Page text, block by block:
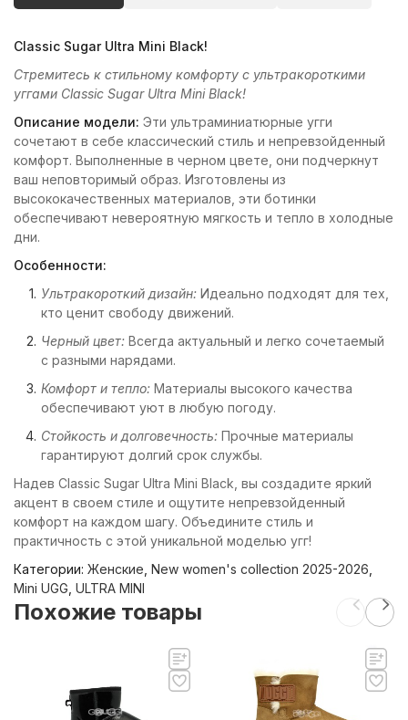
Classic Sugar Ultra Mini Black!
Стремитесь к стильному комфорту с ультракороткими
уггами Classic Sugar Ultra Mini Black!
Описание модели: Эти ультраминиатюрные угги
сочетают в себе классический стиль и непревзойденный
комфорт. Выполненные в черном цвете, они подчеркнут
ваш неповторимый образ. Изготовлены из
высококачественных материалов, эти ботинки
обеспечивают невероятную мягкость и тепло в холодные
дни.
Особенности:
Ультракороткий дизайн: Идеально подходят для тех,
кто ценит свободу движений.
Черный цвет: Всегда актуальный и легко сочетаемый
с разными нарядами.
Комфорт и тепло: Материалы высокого качества
обеспечивают уют в любую погоду.
Стойкость и долговечность: Прочные материалы
гарантируют долгий срок службы.
Надев Classic Sugar Ultra Mini Black, вы создадите яркий
акцент в своем стиле и ощутите непревзойденный
комфорт на каждом шагу. Объедините стиль и
практичность с этой уникальной моделью угг!
Категории: Женские New women's collection 2025-2026
Mini UGG ULTRA MINI
Похожие товары